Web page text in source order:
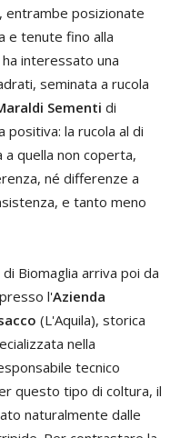
posizionate
e tenute fino alla
interessato una
seminata a rucola
Sementi di
la rucola al di
quella non coperta,
né differenze a
e tanto meno
Biomaglia arriva poi da
l'Azienda
(L'Aquila), storica
nella
tecnico
questo tipo di coltura, il
naturalmente dalle